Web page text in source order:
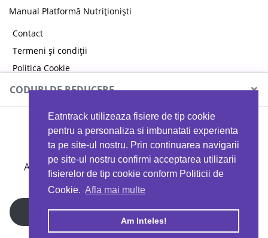
Eatntrack utilizeaza fisiere de tip cookie
pentru a personaliza si imbunatati experienta
ta pe site-ul nostru. Prin continuarea navigarii
pe site-ul nostru confirmi acceptarea utilizarii
fisierelor de tip cookie conform Politicii de
Cookie. Afla mai multe
Am Inteles!
Manual Platformă Nutriționiști
Contact
Termeni și condiții
Politica Cookie
Politica de confidențialitate
Copyright © 2026 EAT & TRACK S.R.L
CODURI DE REDUCERE ×
MYPROTEIN
Ai 40%reducere la orice comandă folosind codul
EATTRACK
Profită acum